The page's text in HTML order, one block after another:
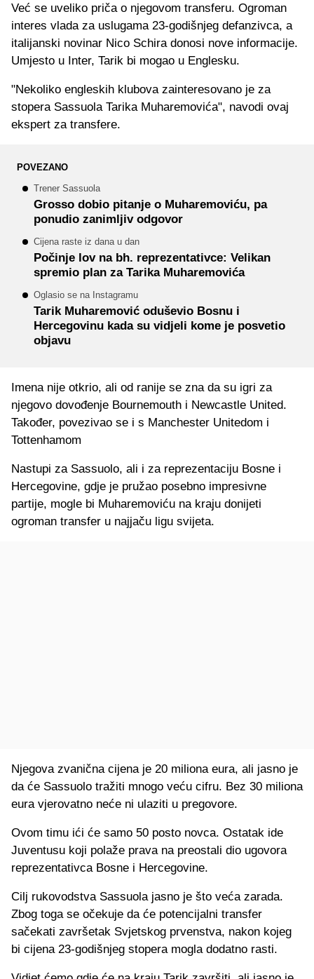
Već se uveliko priča o njegovom transferu. Ogroman
interes vlada za uslugama 23-godišnjeg defanzivca, a
italijanski novinar Nico Schira donosi nove informacije.
Umjesto u Inter, Tarik bi mogao u Englesku.
"Nekoliko engleskih klubova zainteresovano je za
stopera Sassuola Tarika Muharemovića", navodi ovaj
ekspert za transfere.
POVEZANO
Trener Sassuola
Grosso dobio pitanje o Muharemoviću, pa
ponudio zanimljiv odgovor
Cijena raste iz dana u dan
Počinje lov na bh. reprezentativce: Velikan
spremio plan za Tarika Muharemovića
Oglasio se na Instagramu
Tarik Muharemović oduševio Bosnu i
Hercegovinu kada su vidjeli kome je posvetio
objavu
Imena nije otkrio, ali od ranije se zna da su igri za
njegovo dovođenje Bournemouth i Newcastle United.
Također, povezivao se i s Manchester Unitedom i
Tottenhamom
Nastupi za Sassuolo, ali i za reprezentaciju Bosne i
Hercegovine, gdje je pružao posebno impresivne
partije, mogle bi Muharemoviću na kraju donijeti
ogroman transfer u najjaču ligu svijeta.
Njegova zvanična cijena je 20 miliona eura, ali jasno je
da će Sassuolo tražiti mnogo veću cifru. Bez 30 miliona
eura vjerovatno neće ni ulaziti u pregovore.
Ovom timu ići će samo 50 posto novca. Ostatak ide
Juventusu koji polaže prava na preostali dio ugovora
reprezentativca Bosne i Hercegovine.
Cilj rukovodstva Sassuola jasno je što veća zarada.
Zbog toga se očekuje da će potencijalni transfer
sačekati završetak Svjetskog prvenstva, nakon kojeg
bi cijena 23-godišnjeg stopera mogla dodatno rasti.